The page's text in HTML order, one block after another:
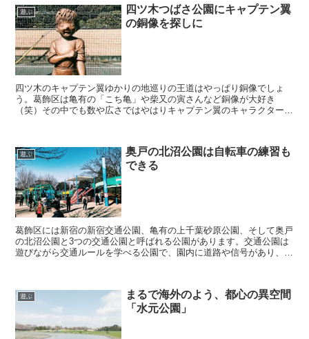
遊ぶ
四ツ木つばさ公園にキャプテン翼
の銅像を探しに
四ツ木のキャプテン翼ゆかりの地巡りの王道はやっぱり銅像でしょ
う。葛飾区は亀有の「こち亀」や柴又の寅さんなど銅像が大好き
（笑）その中でも数や広さではやはりキャプテン翼のキャラクターの
遊ぶ
奥戸の北沼公園は自転車の練習も
できる
葛飾区には新宿の新宿交通公園、亀有の上千葉砂原公園、そして奥戸
の北沼公園と3つの交通公園と呼ばれる公園があります。交通公園は
遊びながら交通ルールを学べる公園で、園内に道路や信号があり、本
遊ぶ
まるで海外のよう、都心の異空間
「水元公園」